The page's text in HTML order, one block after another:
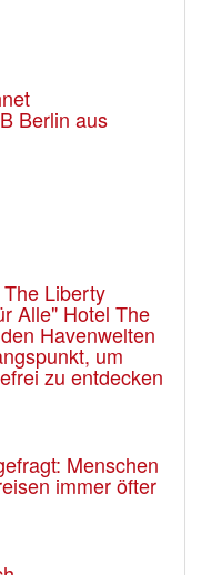
Berlin aus
Liberty
Alle" Hotel The
Havenwelten
um
zu entdecken
Menschen
immer öfter